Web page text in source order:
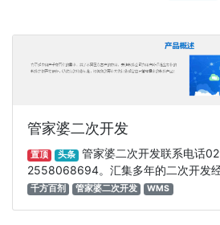
管家婆二次开发
置顶 头条
管家婆二次开发联系电话
2558068694。汇集多年的二次开发经
千方百剂 管家婆二次开发 WMS